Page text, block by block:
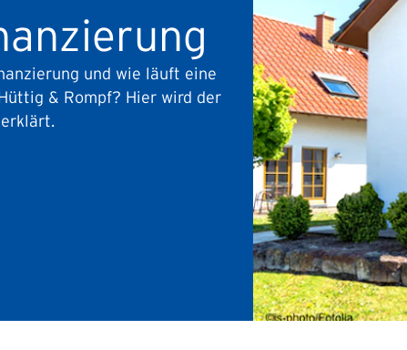
und wie läuft eine
& Rompf? Hier wird der